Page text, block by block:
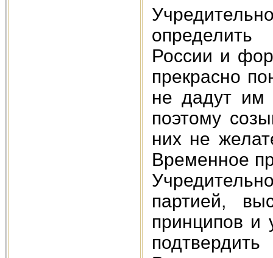
определить
России и
прекрасно
не дадут им
поэтому
них не
Временное
партией,
принципов и